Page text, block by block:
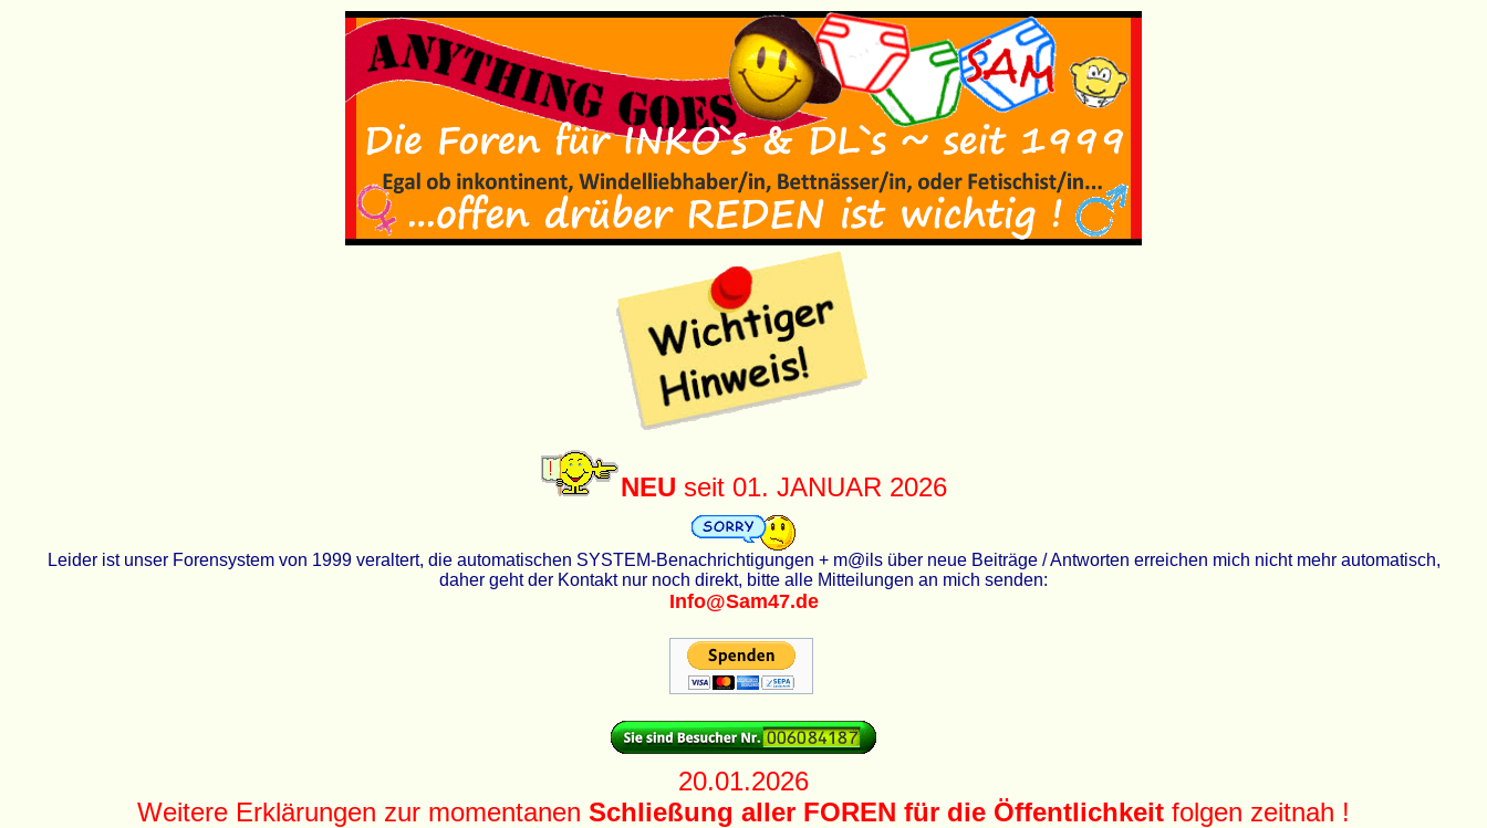
NEU seit 01. JANUAR 2026
Leider ist unser Forensystem von 1999 veraltert, die automatischen SYSTEM-Benachrichtigungen + m@ils über neue Beiträge / Antworten erreichen mich nicht mehr automatisch,
daher geht der Kontakt nur noch direkt, bitte alle Mitteilungen an mich senden:
Info@Sam47.de
20.01.2026
Weitere Erklärungen zur momentanen Schließung aller FOREN für die Öffentlichkeit folgen zeitnah !